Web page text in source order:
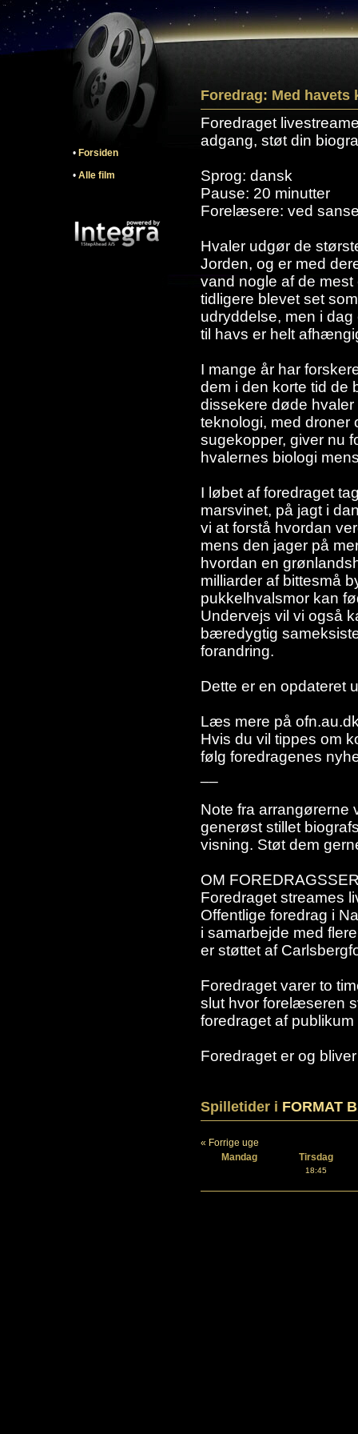
• Forsiden
• Alle film
Foredrag: Med
Foredraget
adgang, støt din
Sprog: dansk
Pause: 20 minutter
Forelæsere: ved
Hvaler udgør de
Jorden, og er med
vand nogle af de
tidligere blevet set
udryddelse, men i
til havs er helt
I mange år har
dem i den korte tid de
dissekere døde
teknologi, med
sugekopper, giver nu
hvalernes biologi
I løbet af foredraget
marsvinet, på jagt i
vi at forstå hvordan
mens den jager på
hvordan en
milliarder af bittesmå
pukkelhvalsmor kan
Undervejs vil vi også
bæredygtig
forandring.
Dette er en opdateret
Læs mere på
Hvis du vil tippes om
følg foredragenes
Note fra arrangørerne
generøst stillet
visning. Støt dem
OM
Foredraget streames
Offentlige foredrag i
i samarbejde med
er støttet af
Foredraget varer to
slut hvor forelæseren
foredraget af publikum
Foredraget er og
Spilletider i FORMAT
« Forrige uge
Mandag
Tirsdag
18:45